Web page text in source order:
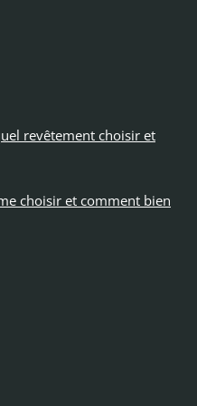
revêtement choisir et
choisir et comment bien